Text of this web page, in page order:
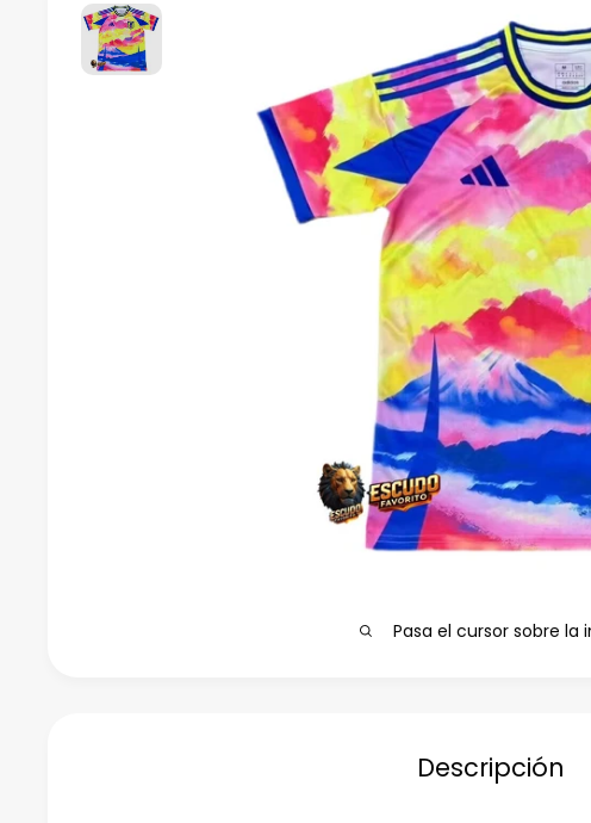
Pasa el cursor sobre la
Descripción